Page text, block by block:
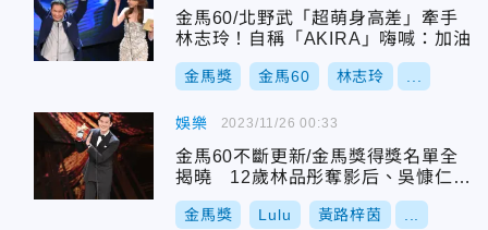
金馬60/北野武「超萌身高差」牽手
林志玲！自稱「AKIRA」嗨喊：加油
金馬獎 金馬60 林志玲
娛樂
金馬60不斷更新/金馬獎得獎名單全
揭曉 12歲林品彤奪影后、吳慷仁首
入圍成影帝
金馬獎 Lulu 黃路梓茵
2023/11/26 00:33